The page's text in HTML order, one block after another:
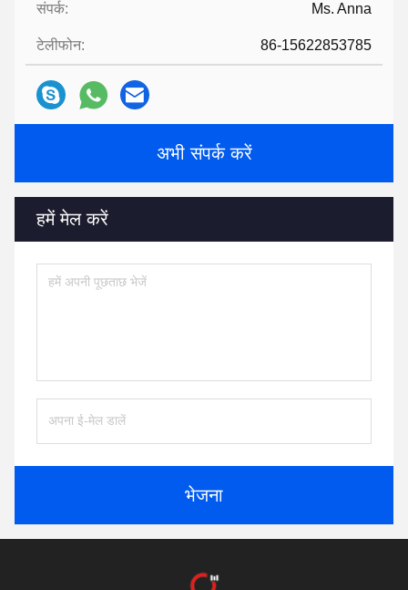
संपर्क: Ms. Anna
टेलीफोन: 86-15622853785
अभी संपर्क करें
हमें मेल करें
भेजना